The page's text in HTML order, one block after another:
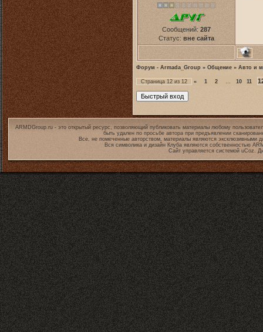
Сообщений: 287
Статус: вне сайта
Форум - Armada_Group » Общение » Авто и
Страница 12 из 12 « 1 2 … 10 11
ARMDGroup.ru - это открытый ресурс, позволяющий публиковать материалы любому
быть удален по просьбе автора при предъявлении
Все, не помеченные авторством, материалы являются эксклюзивными
Вся символика и дизайн Клуба являются собственностью
Сайт управляется системой uCoz.